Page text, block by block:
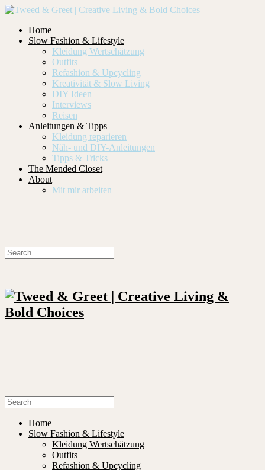
Home
Slow Fashion & Lifestyle
Kleidung Wertschätzung
Outfits
Refashion & Upcycling
Kreativität & Slow Living
DIY Ideen
Interviews
Reisen
Anleitungen & Tipps
Kleidung reparieren
Näh- und DIY-Anleitungen
Tipps & Tricks
The Mended Closet
About
Mit mir arbeiten
Home
Slow Fashion & Lifestyle
Kleidung Wertschätzung
Outfits
Refashion & Upcycling